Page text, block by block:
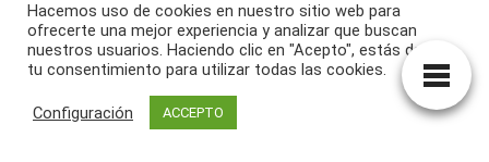
CATEGORIAS
Activismo
Hacemos uso de cookies en nuestro sitio web para
ofrecerte una mejor experiencia y analizar que buscan
nuestros usuarios. Haciendo clic en "Acepto", estás dando
tu consentimiento para utilizar todas las cookies.
Configuración ACCEPTO